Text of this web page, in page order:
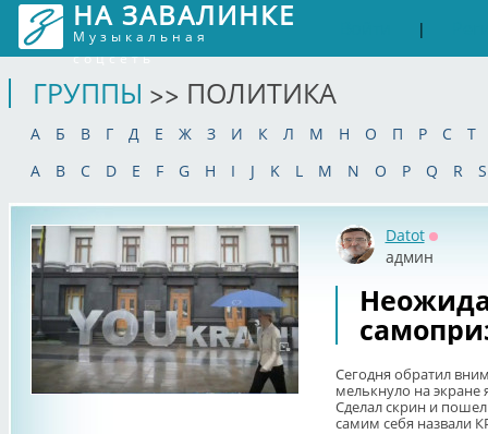
НА ЗАВАЛИНКЕ
Музыкальная
соцсеть
|
ГРУППЫ >> ПОЛИТИКА
А Б В Г Д Е Ж З И К Л М Н О П Р С
Т
A
B C D E F G H I J K L M N O P Q R S
Datot
админ
Сегодня обратил
мелькнуло на экране
Сделал скрин и
самим себя назвали